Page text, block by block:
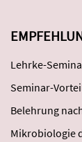
Lehrke-
Seminar-
Belehrung
Mikrobiologie